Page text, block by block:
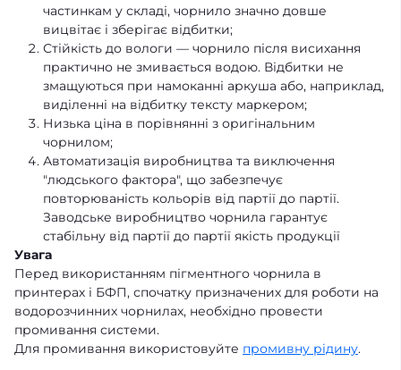
частинкам у складі, чорнило значно довше
вицвітає і зберігає відбитки;
Стійкість до вологи — чорнило після висихання
практично не змивається водою. Відбитки не
змащуються при намоканні аркуша або, наприклад,
виділенні на відбитку тексту маркером;
Низька ціна в порівнянні з оригінальним
чорнилом;
Автоматизація виробництва та виключення
"людського фактора", що забезпечує
повторюваність кольорів від партії до партії.
Заводське виробництво чорнила гарантує
стабільну від партії до партії якість продукції
Увага
Перед використанням пігментного чорнила в
принтерах і БФП, спочатку призначених для роботи на
водорозчинних чорнилах, необхідно провести
промивання системи.
Для промивання використовуйте промивну рідину.